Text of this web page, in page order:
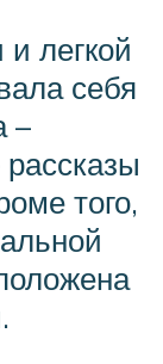
легкой
себя
–
того,